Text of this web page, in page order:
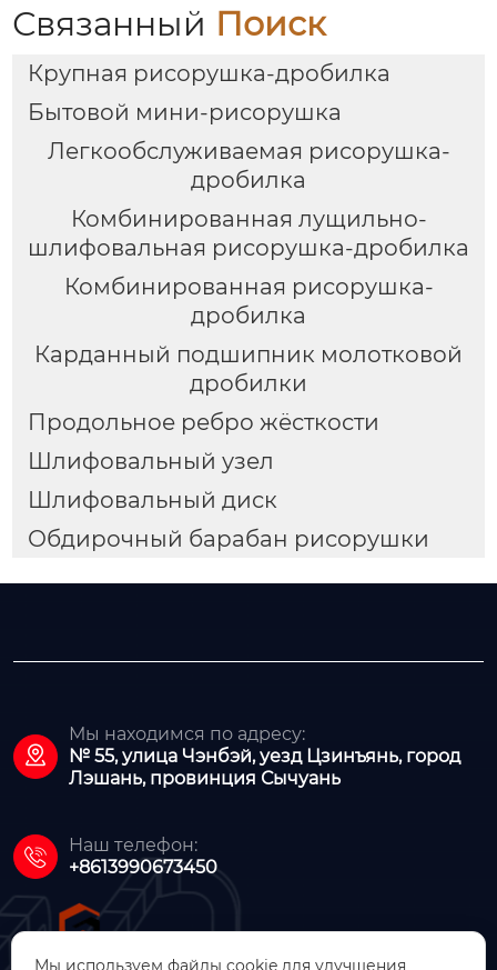
Связанный Поиск
Крупная рисорушка-дробилка
Бытовой мини-рисорушка
Легкообслуживаемая рисорушка-
дробилка
Комбинированная лущильно-
шлифовальная рисорушка-дробилка
Комбинированная рисорушка-
дробилка
Карданный подшипник молотковой
дробилки
Продольное ребро жёсткости
Шлифовальный узел
Шлифовальный диск
Обдирочный барабан рисорушки

Мы находимся по адресу:
№ 55, улица Чэнбэй, уезд Цзинъянь, город
Лэшань, провинция Сычуань

Наш телефон:
+8613990673450
Мы используем файлы cookie для улучшения